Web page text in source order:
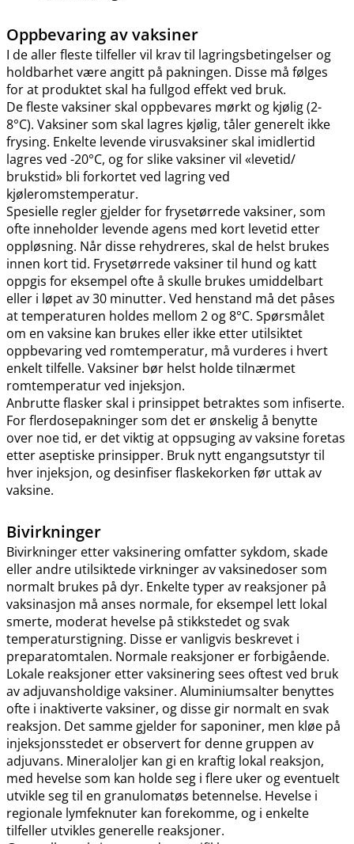
Oppbevaring av vaksiner
I de aller fleste tilfeller vil krav til lagringsbetingelser og
holdbarhet være angitt på pakningen. Disse må følges
for at produktet skal ha fullgod effekt ved bruk.
De fleste vaksiner skal oppbevares mørkt og kjølig (2-
8°C). Vaksiner som skal lagres kjølig, tåler generelt ikke
frysing. Enkelte levende virusvaksiner skal imidlertid
lagres ved -20°C, og for slike vaksiner vil «levetid​/​
brukstid» bli forkortet ved lagring ved
kjøleromstemperatur.
Spesielle regler gjelder for frysetørrede vaksiner, som
ofte inneholder levende agens med kort levetid etter
oppløsning. Når disse rehydreres, skal de helst brukes
innen kort tid. Frysetørrede vaksiner til hund og katt
oppgis for eksempel ofte å skulle brukes umiddelbart
eller i løpet av 30 minutter. Ved henstand må det påses
at temperaturen holdes mellom 2 og 8°C. Spørsmålet
om en vaksine kan brukes eller ikke etter utilsiktet
oppbevaring ved romtemperatur, må vurderes i hvert
enkelt tilfelle. Vaksiner bør helst holde tilnærmet
romtemperatur ved injeksjon.
Anbrutte flasker skal i prinsippet betraktes som infiserte.
For flerdosepakninger som det er ønskelig å benytte
over noe tid, er det viktig at oppsuging av vaksine foretas
etter aseptiske prinsipper. Bruk nytt engangsutstyr til
hver injeksjon, og desinfiser flaskekorken før uttak av
vaksine.
Bivirkninger
Bivirkninger etter vaksinering omfatter sykdom, skade
eller andre utilsiktede virkninger av vaksinedoser som
normalt brukes på dyr. Enkelte typer av reaksjoner på
vaksinasjon må anses normale, for eksempel lett lokal
smerte, moderat hevelse på stikkstedet og svak
temperaturstigning. Disse er vanligvis beskrevet i
preparatomtalen. Normale reaksjoner er forbigående.
Lokale reaksjoner etter vaksinering sees oftest ved bruk
av adjuvansholdige vaksiner. Aluminiumsalter benyttes
ofte i inaktiverte vaksiner, og disse gir normalt en svak
reaksjon. Det samme gjelder for saponiner, men kløe på
injeksjonsstedet er observert for denne gruppen av
adjuvans. Mineraloljer kan gi en kraftig lokal reaksjon,
med hevelse som kan holde seg i flere uker og eventuelt
utvikle seg til en granulomatøs betennelse. Hevelse i
regionale lymfeknuter kan forekomme, og i enkelte
tilfeller utvikles generelle reaksjoner.